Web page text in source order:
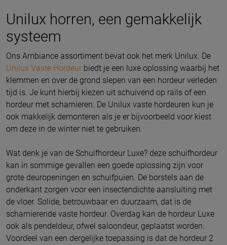
Unilux horren, een gemakkelijk
systeem
Ons Ambiance assortiment bevat ook het merk Unilux. De
Unilux Vaste Hordeur biedt je een luxe oplossing waarbij het
klemmen en over de grond slepen van een hordeur verleden
tijd is. Je kunt hierbij kiezen uit schuivend op rails of een
hordeur met scharnieren. De Unilux vaste hordeuren kun je
ook makkelijk demonteren als je er bijvoorbeeld voor kiest
om deze in de winter niet te gebruiken.
Wat denk je van de Schuifhordeur Luxe? deze schuifhordeur
kan in sommige gevallen een goede oplossing zijn voor
grote deuropeningen en schuifpuien. De borstels aan de
onderkant zorgen voor een insectendichte aansluiting met
de vloer. Solide, betrouwbaar en duurzaam, dat is de
scharnierende vaste hordeur. Overdag kan de hordeur Luxe
ook als pendeldeur, ofwel saloondeur, geplaatst worden.
Voordeel van een dergelijke toepassing is dat de hordeur 2